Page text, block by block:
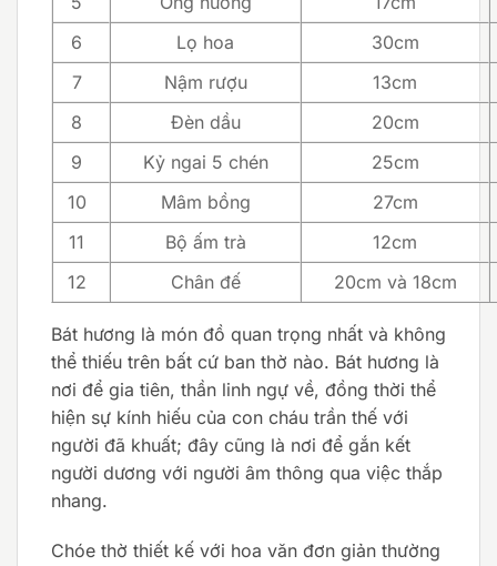
6
Lọ hoa
30cm
7
Nậm rượu
13cm
8
Đèn dầu
20cm
9
Kỷ ngai 5 chén
25cm
10
Mâm bồng
27cm
11
Bộ ấm trà
12cm
12
Chân đế 20cm và 18cm
Bát hương là món đồ quan trọng nhất và không
thể thiếu trên bất cứ ban thờ nào. Bát hương là
nơi để gia tiên, thần linh ngự về, đồng thời thể
hiện sự kính hiếu của con cháu trần thế với
người đã khuất; đây cũng là nơi để gắn kết
người dương với người âm thông qua việc thắp
nhang.
Chóe thờ thiết kế với hoa văn đơn giản thường